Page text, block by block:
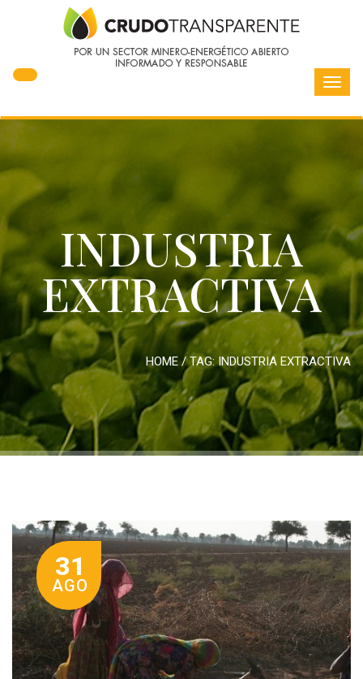
INDUSTRIA
EXTRACTIVA
HOME / TAG:INDUSTRIA EXTRACTIVA
31
AGO